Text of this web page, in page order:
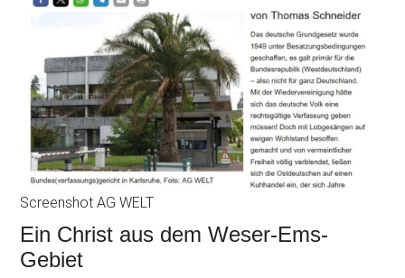
Screenshot AG WELT
Ein Christ aus dem Weser-Ems-
Gebiet